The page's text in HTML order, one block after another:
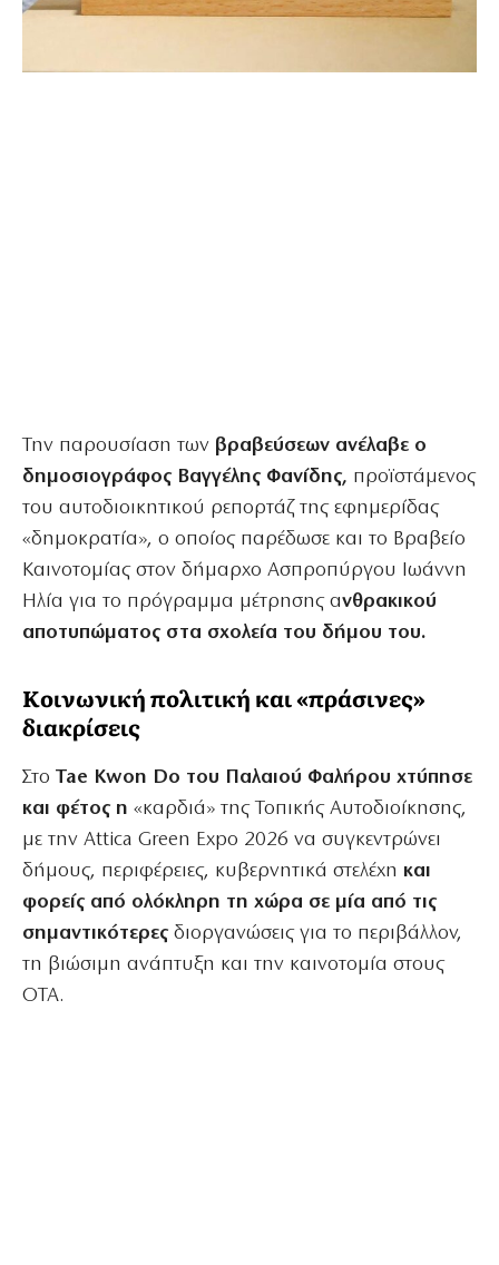
Την παρουσίαση των βραβεύσεων ανέλαβε ο
δημοσιογράφος Βαγγέλης Φανίδης, προϊστάμενος
του αυτοδιοικητικού ρεπορτάζ της εφημερίδας
«δημοκρατία», ο οποίος παρέδωσε και το Βραβείο
Καινοτομίας στον δήμαρχο Ασπροπύργου Ιωάννη
Ηλία για το πρόγραμμα μέτρησης ανθρακικού
αποτυπώματος στα σχολεία του δήμου του.
Κοινωνική πολιτική και «πράσινες»
διακρίσεις
Στο Tae Kwon Do του Παλαιού Φαλήρου χτύπησε
και φέτος η «καρδιά» της Τοπικής Αυτοδιοίκησης,
με την Attica Green Expo 2026 να συγκεντρώνει
δήμους, περιφέρειες, κυβερνητικά στελέχη και
φορείς από ολόκληρη τη χώρα σε μία από τις
σημαντικότερες διοργανώσεις για το περιβάλλον,
τη βιώσιμη ανάπτυξη και την καινοτομία στους
ΟΤΑ.